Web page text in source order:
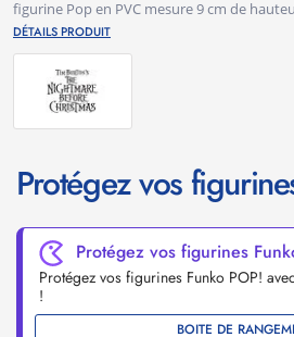
figurine Pop en PVC mesure 9 cm de
DÉTAILS PRODUIT
Protégez vos
Protégez vos figurines
Protégez vos figurines Funko POP!
!
BOITE DE